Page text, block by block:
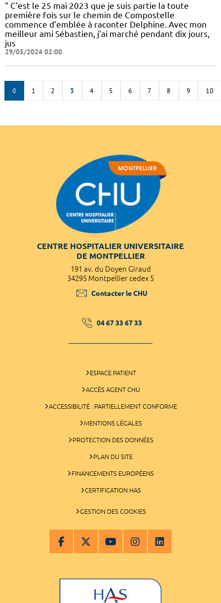
" C’est le 25 mai 2023 que je suis partie la toute
première fois sur le chemin de Compostelle
commence d’emblée à raconter Delphine. Avec mon
meilleur ami Sébastien, j’ai marché pendant dix jours,
jus
29/05/2024 02:00
1 2 3 4 5 6 7 8 9 10
CENTRE HOSPITALIER UNIVERSITAIRE
DE MONTPELLIER
191 av. du Doyen Giraud
34295 Montpellier cedex 5
Contacter le CHU
04 67 33 67 33
ESPACE PATIENT
ACCÈS AGENT CHU
ACCESSIBILITÉ : PARTIELLEMENT CONFORME
MENTIONS LÉGALES
PROTECTION DES DONNÉES
PLAN DU SITE
FINANCEMENTS EUROPÉENS
CERTIFICATION HAS
GESTION DES COOKIES